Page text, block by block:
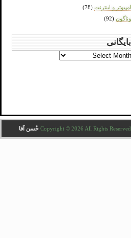
و اینترنت (78)
(92)
بایگانی
بایگانی
خُسن آقا